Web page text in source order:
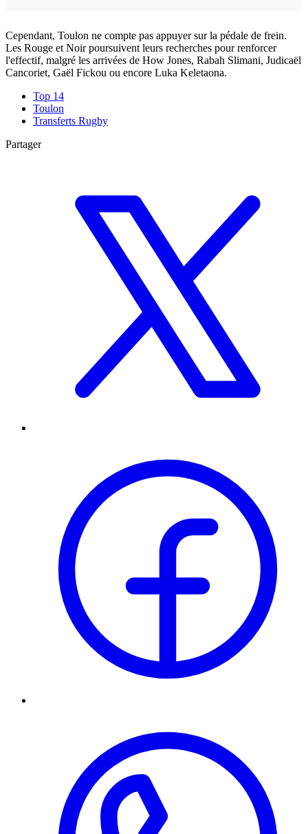
Cependant, Toulon ne compte pas appuyer sur la pédale de frein.
Les Rouge et Noir poursuivent leurs recherches pour renforcer
l'effectif, malgré les arrivées de How Jones, Rabah Slimani, Judicaël
Cancoriet, Gaël Fickou ou encore Luka Keletaona.
Top 14
Toulon
Transferts Rugby
Partager